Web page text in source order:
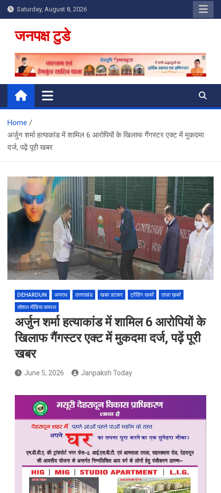
Skip
to
content
Saturday, August 8, 2026
जनपक्ष टुडे
Home
अर्जुन शर्मा हत्याकांड में शामिल 6 आरोपियों के खिलाफ गैंगस्टर एक्ट में मुकदमा
दर्ज, पढ़ें पूरी खबर
DEHARDUN अपराध उत्तराखंड खबर हटकर ट्रेंडिंग खबरें
ताज़ा ख़बरें
सोशल मीडिया वायरल
अर्जुन शर्मा हत्याकांड में शामिल 6 आरोपियों के
खिलाफ गैंगस्टर एक्ट में मुकदमा दर्ज, पढ़ें पूरी
खबर
June 5, 2026 Janpaksh Today